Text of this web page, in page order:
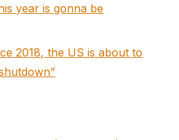
year is gonna be
2018, the US is about to